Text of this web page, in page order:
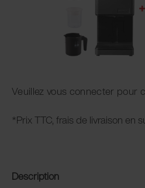
Veuillez vous connecter pour
*Prix TTC, frais de livraison en
Description